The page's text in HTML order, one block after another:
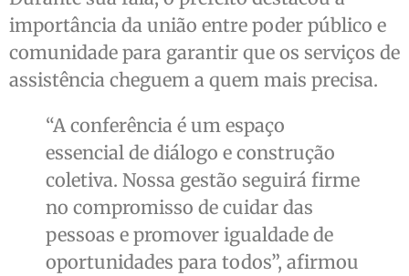
importância da união entre poder público e
comunidade para garantir que os serviços de
assistência cheguem a quem mais precisa.
“A conferência é um espaço
essencial de diálogo e construção
coletiva. Nossa gestão seguirá firme
no compromisso de cuidar das
pessoas e promover igualdade de
oportunidades para todos”, afirmou